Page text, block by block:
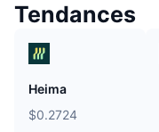
Tendances
Heima
$0.2724